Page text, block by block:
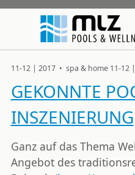
11-12 | 2017 • spa & home 11-12
GEKONNTE
INSZENIERUNG
Ganz auf das Thema
Angebot des